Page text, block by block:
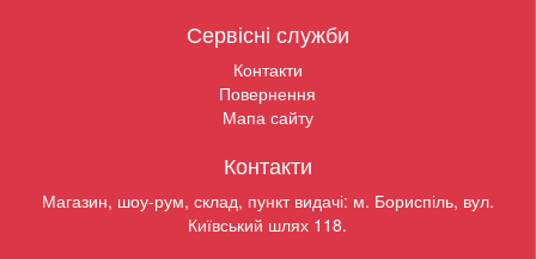
Сервісні служби
Контакти
Повернення
Мапа сайту
Контакти
Магазин, шоу-рум, склад, пункт видачі: м. Бориспіль, вул.
Київський шлях 118.